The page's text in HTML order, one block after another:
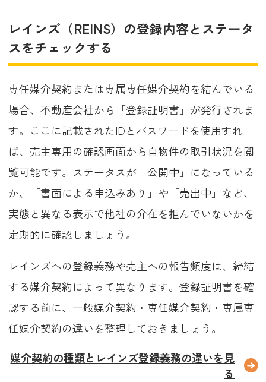
レインズ（REINS）の登録内容とステータ
スをチェックする
専任媒介契約または専属専任媒介契約を結んでいる
場合、不動産会社から「登録証明書」が発行されま
す。ここに記載されたIDとパスワードを使用すれ
ば、売主専用の確認画面から自物件の取引状況を閲
覧可能です。ステータスが「公開中」になっている
か、「書面による申込みあり」や「売出中」など、
実態と異なる表示で他社の介在を拒んでいないかを
定期的に確認しましょう。
レインズへの登録義務や売主への報告頻度は、締結
する媒介契約によって異なります。登録証明書を確
認する前に、一般媒介契約・専任媒介契約・専属専
任媒介契約の違いを整理しておきましょう。
媒介契約の種類とレインズ登録義務の違いを見
る